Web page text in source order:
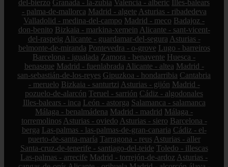
del-bierzo Granada - la-zubia Valencia - alberic Illes-balears
- palma-de-mallorca Madrid - algete Asturias - ribadedeva
Valladolid - medina-del-campo Madrid - meco Badajoz -
don-benito Bizkaia - markina-xemein Alicante - sant-vicent-
del-raspeig Alicante - guardamar-del-segura Asturias -
belmonte-de-miranda Pontevedra - o-grove Lugo - barreiros
Barcelona - igualada Zamora - benavente Huesca -
benasque Madrid - fuenlabrada Alicante - altea Madrid -
san-sebastián-de-los-reyes Gipuzkoa - hondarribia Cantabria
- meruelo Bizkaia - santurtzi Asturias - gijón Madrid -
pozuelo-de-alarcón Teruel - sarrión Cádiz - algodonales
Illes-balears - inca León - astorga Salamanca - salamanca
Málaga - benalmádena Madrid - madrid Málaga -
torremolinos Asturias - oviedo Asturias - siero Barcelona -
berga Las-palmas - las-palmas-de-gran-canaria Cádiz - el-
puerto-de-santa-maría Tarragona - reus Asturias - aller
Santa-cruz-de-tenerife - santiago-del-teide Toledo - illescas
Las-palmas - arrecife Madrid - torrejón-de-ardoz Asturias -